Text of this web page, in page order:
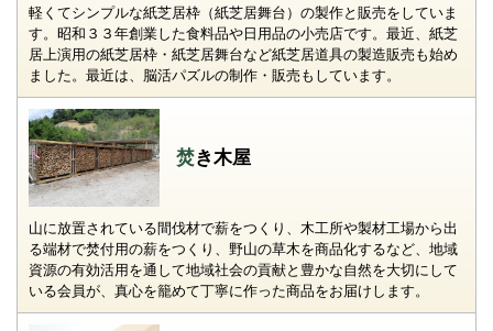
軽くてシンプルな紙芝居枠（紙芝居舞台）の製作と販売をしていま
す。昭和３３年創業した食料品や日用品の小売店です。最近、紙芝
居上演用の紙芝居枠・紙芝居舞台など紙芝居道具の製造販売も始め
ました。最近は、脳活パズルの制作・販売もしています。
焚き木屋
山に放置されている間伐材で薪をつくり、木工所や製材工場から出
る端材で焚付用の薪をつくり、野山の草木を商品化するなど、地域
資源の有効活用を通して地域社会の貢献と豊かな自然を大切にして
いる会員が、真心を籠めて丁寧に作った商品をお届けします。